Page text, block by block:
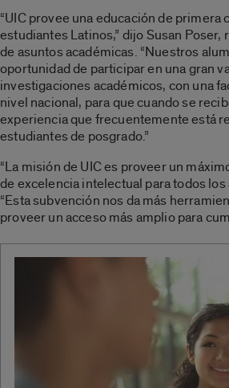
“UIC provee una educación de primera
estudiantes Latinos,” dijo Susan
de asuntos académicas. “Nuestros
oportunidad de participar en una gran
investigaciones académicos, con una
nivel nacional, para que cuando se
experiencia que frecuentemente está
estudiantes de posgrado.”
“La misión de UIC es proveer un
de excelencia intelectual para todos los
“Esta subvención nos da más
proveer un acceso más amplio para